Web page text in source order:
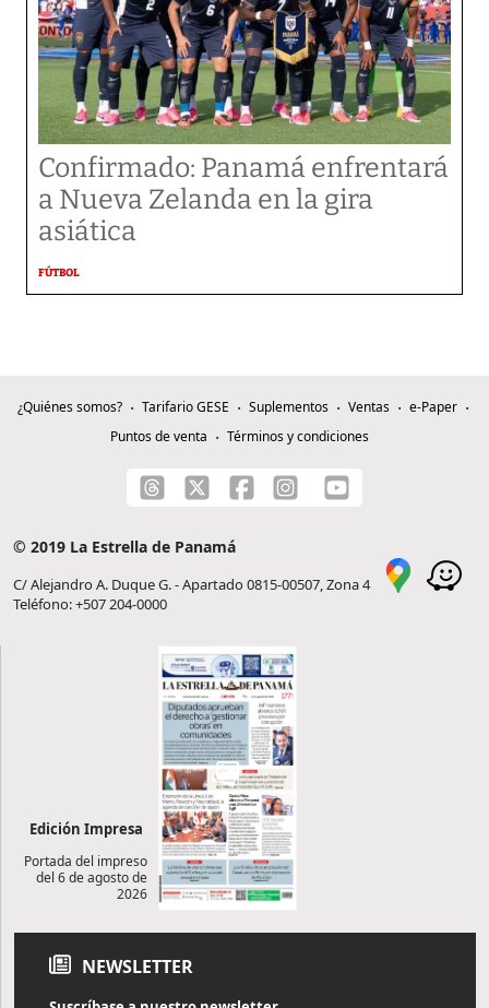
Confirmado: Panamá enfrentará
a Nueva Zelanda en la gira
asiática
FÚTBOL
¿Quiénes somos? Tarifario GESE Suplementos Ventas
e-Paper
Puntos de venta
Términos y condiciones
© 2019 La Estrella de Panamá
C/ Alejandro A. Duque G. - Apartado 0815-00507, Zona 4
Teléfono: +507 204-0000
Edición Impresa
Portada del impreso
del 6 de agosto de
2026
NEWSLETTER